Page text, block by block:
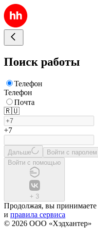
Поиск работы
Телефон
Телефон
Почта
🇷🇺
+7
Дальше
Войти с паролем
Войти с помощью
+ 3
Продолжая, вы принимаете
и правила сервиса
© 2026 ООО «Хэдхантер»